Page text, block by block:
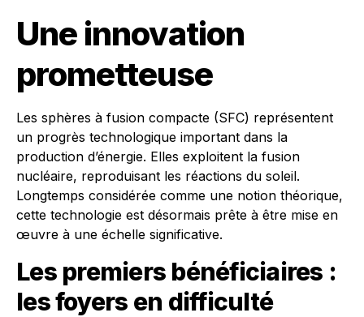
Une innovation
prometteuse
Les sphères à fusion compacte (SFC) représentent
un progrès technologique important dans la
production d’énergie. Elles exploitent la fusion
nucléaire, reproduisant les réactions du soleil.
Longtemps considérée comme une notion théorique,
cette technologie est désormais prête à être mise en
œuvre à une échelle significative.
Les premiers bénéficiaires :
les foyers en difficulté